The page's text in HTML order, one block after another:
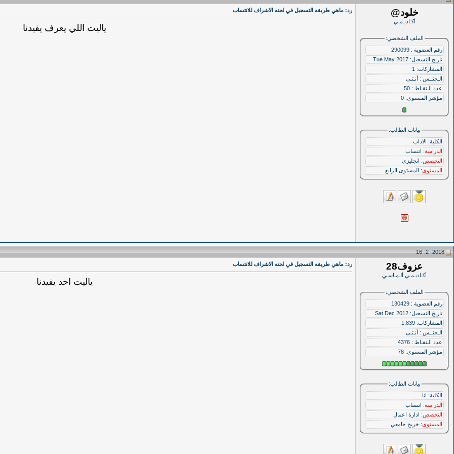
خلود@
أكـاديـمـي
الملف الشخصي:
رقم العضوية : 290099
تاريخ التسجيل: Tue May 2017
المشاركات: 1
الـجنــس : أنـثـى
عدد الـنقـاط : 50
مؤشر المستوى: 0
بيانات الطالب:
الكلية: الاداب
الدراسة: انتساب
التخصص: انجليزي
المستوى: المستوى الرابع
رد: ماهي طريقه التسجيل في لجنه الاشراف للانتساب
ياليت اللي يعرف يفيدنا
2018- 2- 16
عزوف28
أكـاديـمـي ألـمـاسـي
الملف الشخصي:
رقم العضوية : 130429
تاريخ التسجيل: Sat Dec 2012
المشاركات: 1,839
الـجنــس : أنـثـى
عدد الـنقـاط : 4376
مؤشر المستوى: 78
بيانات الطالب:
الكلية: انا
الدراسة: انتساب
التخصص: ادارة اعمال
المستوى: خريج جامعي
رد: ماهي طريقه التسجيل في لجنه الاشراف للانتساب
ياليت احد يفيدنا